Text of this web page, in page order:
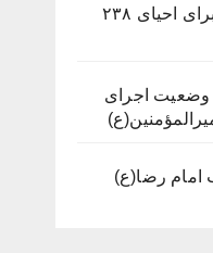
مذاکره شهرداری مشهد با مالکان برای احیای ۲۳۸
وضعیت اجرای